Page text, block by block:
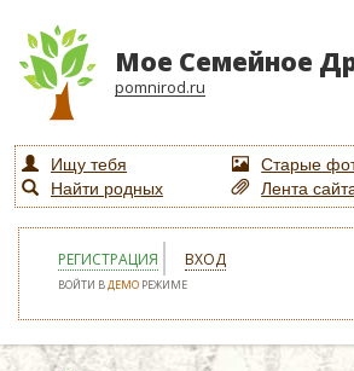
Мое Семейное
pomnirod.ru
Ищу тебя
Старые
Найти родных
Лента
РЕГИСТРАЦИЯ ВХОД
ВОЙТИ ВДЕМО РЕЖИМЕ